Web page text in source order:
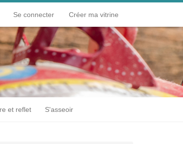
Se connecter Créer ma vitrine
et reflet S'asseoir